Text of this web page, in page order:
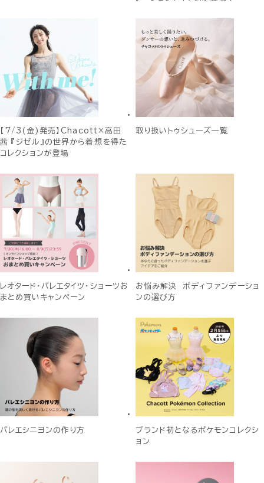
【7/3(金)発売】Chacott×高田
茜 『ジゼル』の世界から着想を得た
コレクションが登場
取り扱いトゥシューズ一覧
レオタード・バレエタイツ・ショーツお
まとめ買いキャンペーン
お悩み解決 ボディファンデーショ
ンの選び方
バレエシニヨンの作り方
ブランド初となるポケモンコレクシ
ョン